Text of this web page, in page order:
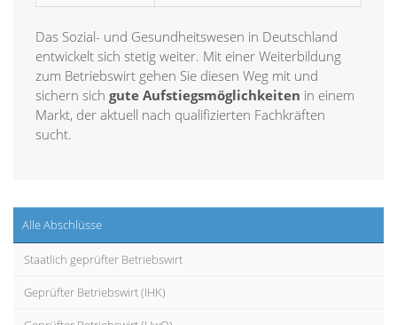
Das Sozial- und Gesundheitswesen in Deutschland
entwickelt sich stetig weiter. Mit einer Weiterbildung
zum Betriebswirt gehen Sie diesen Weg mit und
sichern sich gute Aufstiegsmöglichkeiten in einem
Markt, der aktuell nach qualifizierten Fachkräften
sucht.
Alle Abschlüsse
Staatlich geprüfter Betriebswirt
Geprüfter Betriebswirt (IHK)